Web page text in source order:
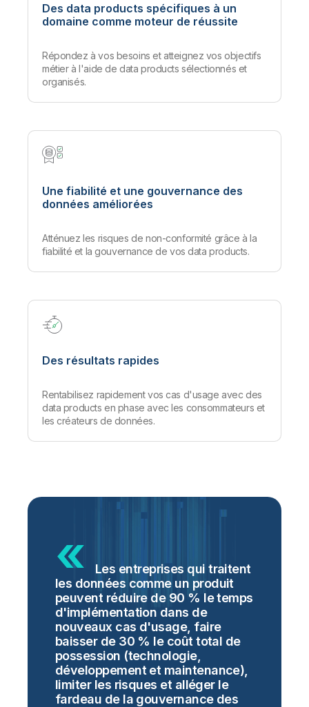
Des data products spécifiques à un
domaine comme moteur de réussite
Répondez à vos besoins et atteignez vos objectifs
métier à l'aide de data products sélectionnés et
organisés.
Une fiabilité et une gouvernance des
données améliorées
Atténuez les risques de non-conformité grâce à la
fiabilité et la gouvernance de vos data products.
Des résultats rapides
Rentabilisez rapidement vos cas d'usage avec des
data products en phase avec les consommateurs et
les créateurs de données.
Les entreprises qui traitent
les données comme un produit
peuvent réduire de 90 % le temps
d'implémentation dans de
nouveaux cas d'usage, faire
baisser de 30 % le coût total de
possession (technologie,
développement et maintenance),
limiter les risques et alléger le
fardeau de la gouvernance des